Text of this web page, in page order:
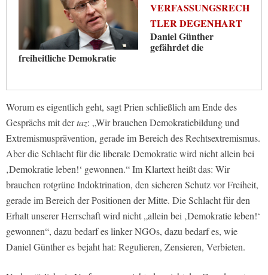
VERFASSUNGSRECH
TLER DEGENHART
Daniel Günther
gefährdet die
freiheitliche Demokratie
Worum es eigentlich geht, sagt Prien schließlich am Ende des
Gesprächs mit dertaz: „Wir brauchen Demokratiebildung und
Extremismusprävention, gerade im Bereich des Rechtsextremismus.
Aber die Schlacht für die liberale Demokratie wird nicht allein bei
‚Demokratie leben!‘ gewonnen.“ Im Klartext heißt das: Wir
brauchen rotgrüne Indoktrination, den sicheren Schutz vor Freiheit,
gerade im Bereich der Positionen der Mitte. Die Schlacht für den
Erhalt unserer Herrschaft wird nicht „allein bei ‚Demokratie leben!‘
gewonnen“, dazu bedarf es linker NGOs, dazu bedarf es, wie
Daniel Günther es bejaht hat: Regulieren, Zensieren, Verbieten.